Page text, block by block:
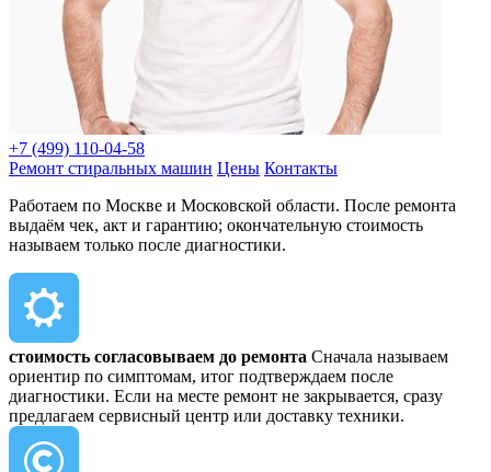
+7 (499) 110-04-58
Ремонт стиральных машин Цены Контакты
Работаем по Москве и Московской области. После ремонта
выдаём чек, акт и гарантию; окончательную стоимость
называем только после диагностики.
стоимость согласовываем до ремонта Сначала называем
ориентир по симптомам, итог подтверждаем после
диагностики. Если на месте ремонт не закрывается, сразу
предлагаем сервисный центр или доставку техники.